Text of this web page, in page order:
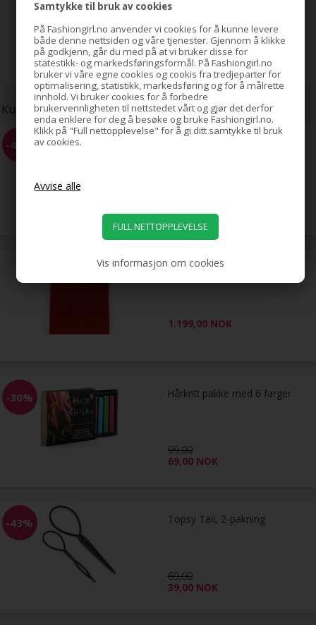
Samtykke til bruk av cookies
På Fashiongirl.no anvender vi cookies for å kunne levere
både denne nettsiden og våre tjenester. Gjennom å klikke
på godkjenn, går du med på at vi bruker disse for
statestikk- og markedsføringsformål. På Fashiongirl.no
bruker vi våre egne cookies og cookis fra tredjeparter for
optimalisering, statistikk, markedsføring og for å målrette
innhold. Vi bruker cookies for å forbedre
brukervennligheten til nettstedet vårt og gjør det derfor
enda enklere for deg å besøke og bruke Fashiongirl.no.
Klikk på "Full nettopplevelse" for å gi ditt samtykke til bruk
av cookies.
Vis informasjon om cookies
30x låser
4 pakker elastisk tråd i Clear, Pink, blå og Black
1 smykkesaks
1 pinsett
Kunder som kjøpte dette kjøpte også:
-41% LYXO Sport Hårstrikker Color
Tape Extensions 60 cm, rød
1.199,00 NOK
-30% Hårkritt pakke med 6 farger
99,00
69,00 NOK
-43% Topsy Tail, 2-pakning
69,00
39,00 NOK